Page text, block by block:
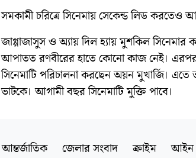
সমকামী চরিত্রে সিনেমায় সেকেন্ড লিড করতেও
জাগ্গাজাসুস ও অ্যায় দিল হ্যায় মুশকিল
আপাতত রণবীরের হাতে কোনো কাজ নেই। এরপর
সিনেমাটি পরিচালনা করছেন অয়ন মুখার্জি। এতে
ভাটকে। আগামী বছর সিনেমাটি মুক্তি পাবে।
আন্তর্জাতিক জেলার সংবাদ ক্রাইম আইন